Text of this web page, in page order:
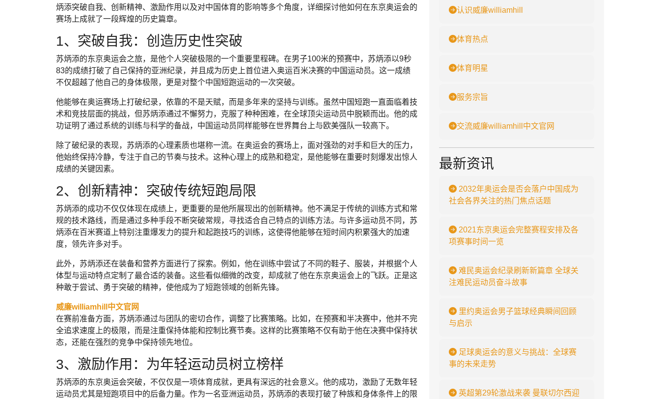
炳添突破自我、创新精神、激励作用以及对中国体育的影响等多个角度，详细探讨他如何在东京奥运会的
赛场上成就了一段辉煌的历史篇章。
1、突破自我：创造历史性突破
苏炳添的东京奥运会之旅，是他个人突破极限的一个重要里程碑。在男子100米的预赛中，苏炳添以9秒
83的成绩打破了自己保持的亚洲纪录，并且成为历史上首位进入奥运百米决赛的中国运动员。这一成绩
不仅超越了他自己的身体极限，更是对整个中国短跑运动的一次突破。
他能够在奥运赛场上打破纪录，依靠的不是天赋，而是多年来的坚持与训练。虽然中国短跑一直面临着技
术和竞技层面的挑战，但苏炳添通过不懈努力，克服了种种困难，在全球顶尖运动员中脱颖而出。他的成
功证明了通过系统的训练与科学的备战，中国运动员同样能够在世界舞台上与欧美强队一较高下。
除了破纪录的表现，苏炳添的心理素质也堪称一流。在奥运会的赛场上，面对强劲的对手和巨大的压力，
他始终保持冷静，专注于自己的节奏与技术。这种心理上的成熟和稳定，是他能够在重要时刻爆发出惊人
成绩的关键因素。
2、创新精神：突破传统短跑局限
苏炳添的成功不仅仅体现在成绩上，更重要的是他所展现出的创新精神。他不满足于传统的训练方式和常
规的技术路线，而是通过多种手段不断突破常规，寻找适合自己特点的训练方法。与许多运动员不同，苏
炳添在百米赛道上特别注重爆发力的提升和起跑技巧的训练，这使得他能够在短时间内积累强大的加速
度，领先许多对手。
此外，苏炳添还在装备和营养方面进行了探索。例如，他在训练中尝试了不同的鞋子、服装，并根据个人
体型与运动特点定制了最合适的装备。这些看似细微的改变，却成就了他在东京奥运会上的飞跃。正是这
种敢于尝试、勇于突破的精神，使他成为了短跑领域的创新先锋。
威廉williamhill中文官网
在赛前准备方面，苏炳添通过与团队的密切合作，调整了比赛策略。比如，在预赛和半决赛中，他并不完
全追求速度上的极限，而是注重保持体能和控制比赛节奏。这样的比赛策略不仅有助于他在决赛中保持状
态，还能在强烈的竞争中保持领先地位。
3、激励作用：为年轻运动员树立榜样
苏炳添的东京奥运会突破，不仅仅是一项体育成就，更具有深远的社会意义。他的成功，激励了无数年轻
运动员尤其是短跑项目中的后备力量。作为一名亚洲运动员，苏炳添的表现打破了种族和身体条件上的限
认识威廉williamhill
体育热点
体育明星
服务宗旨
交流威廉williamhill中文官网
最新资讯
2032年奥运会是否会落户中国成为
社会各界关注的热门焦点话题
2021东京奥运会完整赛程安排及各
项赛事时间一览
难民奥运会纪录刷新新篇章 全球关
注难民运动员奋斗故事
里约奥运会男子篮球经典瞬间回顾
与启示
足球奥运会的意义与挑战：全球赛
事的未来走势
英超第29轮激战来袭 曼联切尔西迎